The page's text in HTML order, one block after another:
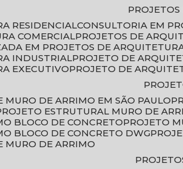
RESIDENCIAL CONSULTORIA EM
COMERCIAL
PROJETOS DE
EM PROJETOS DE
INDUSTRIAL
PROJETO DE
EXECUTIVO
PROJETO DE
MURO DE ARRIMO EM SÃO PAULO
PROJETO ESTRUTURAL MURO DE
BLOCO DE CONCRETO
PROJETO
BLOCO DE CONCRETO DWG
MURO DE ARRIMO